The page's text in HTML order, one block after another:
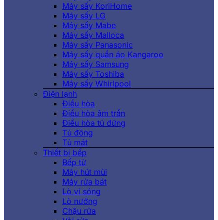
Máy sấy KoriHome
Máy sấy LG
Máy sấy Mabe
Máy sấy Malloca
Máy sấy Panasonic
Máy sấy quần áo Kangaroo
Máy sấy Samsung
Máy sấy Toshiba
Máy sấy Whirlpool
Điện lạnh
Điều hòa
Điều hòa âm trần
Điều hòa tủ đứng
Tủ đông
Tủ mát
Thiết bị bếp
Bếp từ
Máy hút mùi
Máy rửa bát
Lò vi sóng
Lò nướng
Chậu rửa